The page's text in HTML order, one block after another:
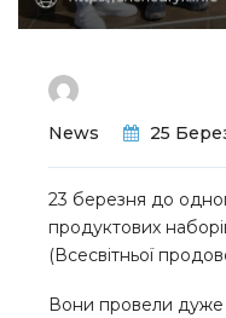
News 25
23 березня до
продуктових
(Всесвітньої
Вони провели дуже